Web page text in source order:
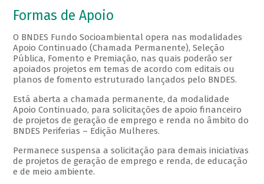
Formas de Apoio
O BNDES Fundo Socioambiental opera nas modalidades
Apoio Continuado (Chamada Permanente), Seleção
Pública, Fomento e Premiação, nas quais poderão ser
apoiados projetos em temas de acordo com editais ou
planos de fomento estruturado lançados pelo BNDES.
Está aberta a chamada permanente, da modalidade
Apoio Continuado, para solicitações de apoio financeiro
de projetos de geração de emprego e renda no âmbito do
BNDES Periferias – Edição Mulheres.
Permanece suspensa a solicitação para demais iniciativas
de projetos de geração de emprego e renda, de educação
e de meio ambiente.